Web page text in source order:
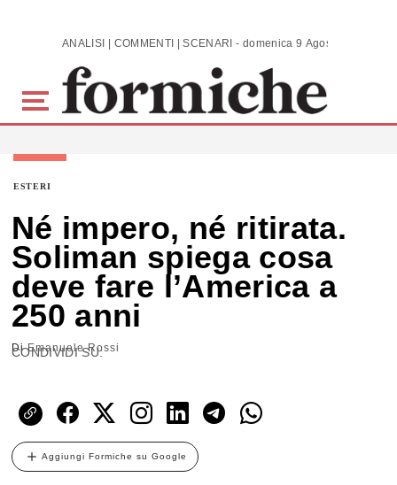
Skip to main content ANALISI | COMMENTI | SCENARI - domenica 9 Agosto 2026
ESTERI
Né impero, né ritirata.
Soliman spiega cosa
deve fare l’America a
250 anni
DiEmanuele Rossi
CONDIVIDI SU:
Aggiungi Formiche su Google